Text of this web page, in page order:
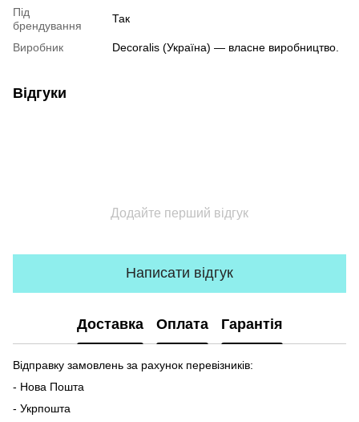
Під
брендування
Так
Виробник Decoralis (Україна) — власне виробництво.
Відгуки
Додайте перший відгук
Написати відгук
Доставка Оплата Гарантія
Відправку замовлень за рахунок перевізників:
- Нова Пошта
- Укрпошта